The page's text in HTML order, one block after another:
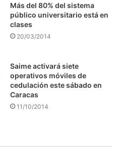
Más del 80% del sistema
público universitario está en
clases
20/03/2014
Saime activará siete
operativos móviles de
cedulación este sábado en
Caracas
11/10/2014